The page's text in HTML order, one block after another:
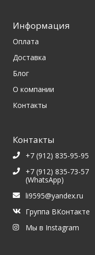
Информация
Оплата
Доставка
Блог
О компании
Контакты
Контакты
+7 (912) 835-95-95
+7 (912) 835-73-57
(WhatsApp)
li9595@yandex.ru
Группа ВКонтакте
Мы в Instagram